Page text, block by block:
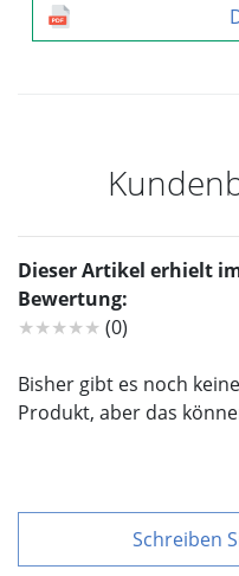
Dieser Artikel erhielt
Bewertung:
★★★★★ (0)
Bisher gibt es noch
Produkt, aber das
Schreiben